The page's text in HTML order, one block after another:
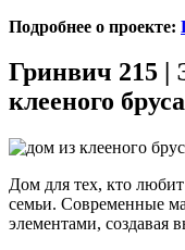
Подробнее о проекте:
Гринвич 215 |
клееного бруса
Дом для тех, кто
семьи. Современные
элементами, создавая